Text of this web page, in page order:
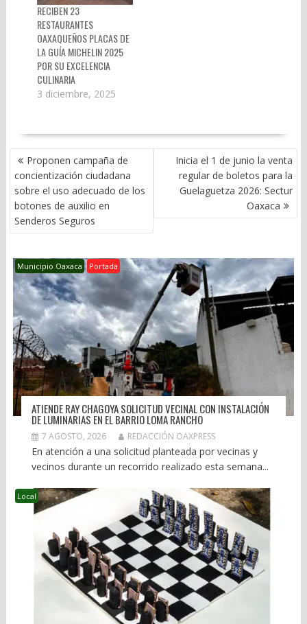
RECIBEN 23
RESTAURANTES
OAXAQUEÑOS PLACAS DE
LA GUÍA MICHELIN 2025
POR SU EXCELENCIA
CULINARIA
3 diciembre, 2025
NAVEGACIÓN
DE
ENTRADAS
Proponen campaña de
concientización ciudadana
sobre el uso adecuado de los
botones de auxilio en
Senderos Seguros
Inicia el 1 de junio la venta
regular de boletos para la
Guelaguetza 2026: Sectur
Oaxaca
Municipio Oaxaca Portada
ATIENDE RAY CHAGOYA SOLICITUD VECINAL CON INSTALACIÓN
DE LUMINARIAS EN EL BARRIO LOMA RANCHO
7 AGOSTO, 2026 REDACCIÓN OAXPRESS
En atención a una solicitud planteada por vecinas y
vecinos durante un recorrido realizado esta semana...
Local